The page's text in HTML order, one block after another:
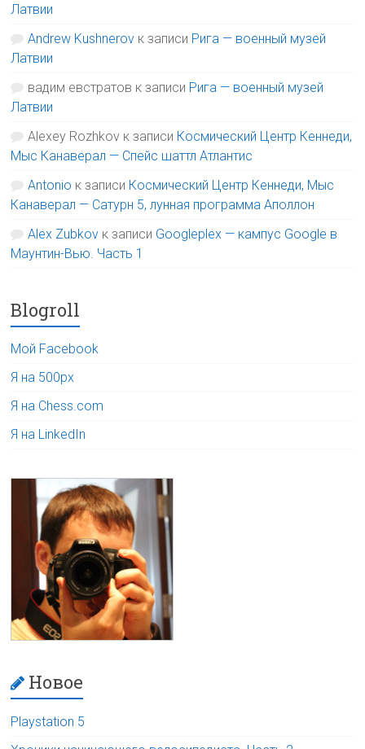
Латвии
Andrew Kushnerov к записи Рига — военный музей
Латвии
вадим евстратов к записи Рига — военный музей
Латвии
Alexey Rozhkov к записи Космический Центр Кеннеди,
Мыс Канаверал — Спейс шаттл Атлантис
Antonio к записи Космический Центр Кеннеди, Мыс
Канаверал — Сатурн 5, лунная программа Аполлон
Alex Zubkov к записи Googleplex — кампус Google в
Маунтин-Вью. Часть 1
Blogroll
Мой Facebook
Я на 500px
Я на Chess.com
Я на LinkedIn
Новое
Playstation 5